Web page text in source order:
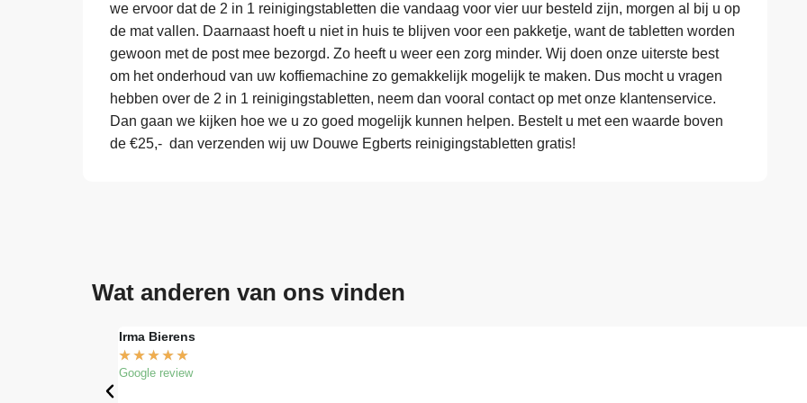
we ervoor dat de 2 in 1 reinigingstabletten die vandaag voor vier uur besteld zijn, morgen al bij u op
de mat vallen. Daarnaast hoeft u niet in huis te blijven voor een pakketje, want de tabletten worden
gewoon met de post mee bezorgd. Zo heeft u weer een zorg minder. Wij doen onze uiterste best
om het onderhoud van uw koffiemachine zo gemakkelijk mogelijk te maken. Dus mocht u vragen
hebben over de 2 in 1 reinigingstabletten, neem dan vooral contact op met onze klantenservice.
Dan gaan we kijken hoe we u zo goed mogelijk kunnen helpen. Bestelt u met een waarde boven
de €25,- dan verzenden wij uw Douwe Egberts reinigingstabletten gratis!
Wat anderen van ons vinden
Irma Bierens
★ ★ ★ ★ ★
Google review